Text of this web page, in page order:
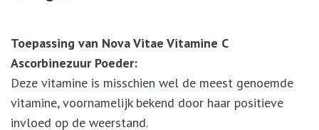
Toepassing van Nova Vitae Vitamine C
Ascorbinezuur Poeder:
Deze vitamine is misschien wel de meest genoemde
vitamine, voornamelijk bekend door haar positieve
invloed op de weerstand.